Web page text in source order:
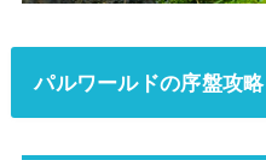
パルワールドの序盤攻略